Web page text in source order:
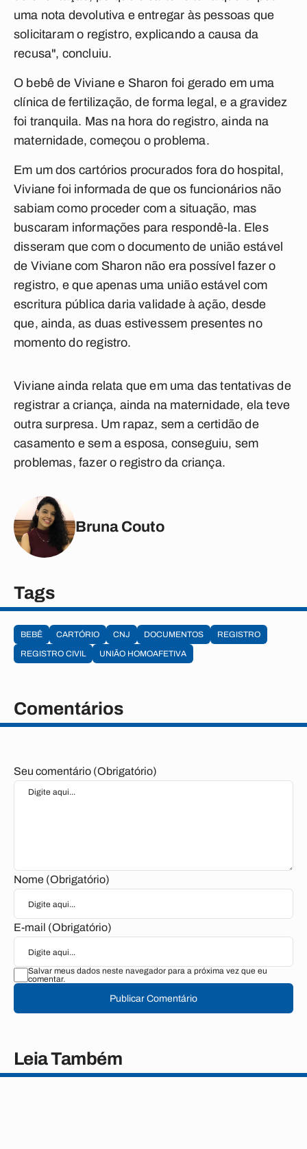
uma nota devolutiva e entregar às pessoas que
solicitaram o registro, explicando a causa da
recusa", concluiu.
O bebê de Viviane e Sharon foi gerado em uma
clínica de fertilização, de forma legal, e a gravidez
foi tranquila. Mas na hora do registro, ainda na
maternidade, começou o problema.
Em um dos cartórios procurados fora do hospital,
Viviane foi informada de que os funcionários não
sabiam como proceder com a situação, mas
buscaram informações para respondê-la. Eles
disseram que com o documento de união estável
de Viviane com Sharon não era possível fazer o
registro, e que apenas uma união estável com
escritura pública daria validade à ação, desde
que, ainda, as duas estivessem presentes no
momento do registro.
Viviane ainda relata que em uma das tentativas de
registrar a criança, ainda na maternidade, ela teve
outra surpresa. Um rapaz, sem a certidão de
casamento e sem a esposa, conseguiu, sem
problemas, fazer o registro da criança.
Bruna Couto
Tags
BEBÊ CARTÓRIO CNJ DOCUMENTOS
REGISTRO
REGISTRO CIVIL
UNIÃO HOMOAFETIVA
Comentários
Seu comentário (Obrigatório)
Nome (Obrigatório)
E-mail (Obrigatório)
Salvar meus dados neste navegador para a próxima vez que eu
comentar.
Publicar Comentário
Leia Também